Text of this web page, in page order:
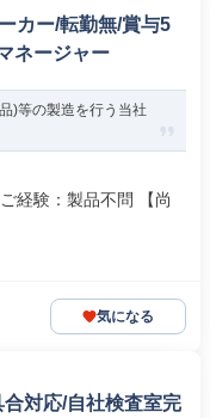
カー/転勤無/賞与5
ネージャー
)等の製造を行う当社
経験：製品不問 【尚
気になる
合対応/自社検査室完